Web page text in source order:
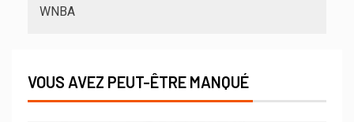
WNBA
VOUS AVEZ PEUT-ÊTRE MANQUÉ